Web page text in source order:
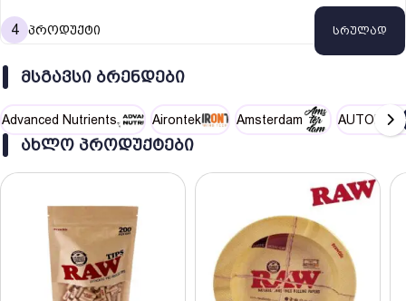
4 პროდუქტი სრულად
ᲛᲡᲒᲐᲕᲡᲘ ᲑᲠᲔᲜᲓᲔᲑᲘ
Advanced Nutrients Airontek Amsterdam AUTOPOT
ᲐᲮᲚᲝ ᲞᲠᲝᲓᲣᲥᲢᲔᲑᲘ